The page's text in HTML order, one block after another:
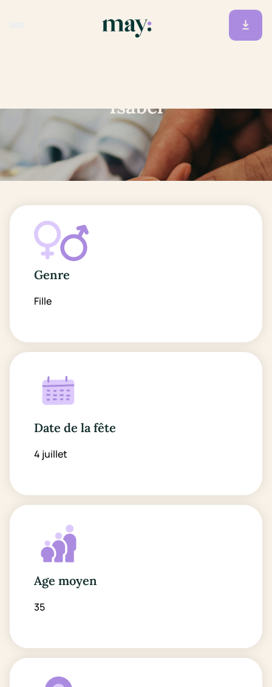
Isabel
Genre
Fille
Date de la fête
4 juillet
Age moyen
35